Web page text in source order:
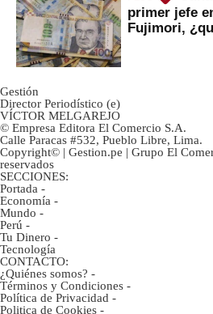
primer jefe
Fujimori,
Gestión
Director Periodístico (e)
VÍCTOR MELGAREJO
© Empresa Editora El Comercio S.A.
Calle Paracas #532, Pueblo Libre, Lima.
Copyright© | Gestion.pe | Grupo El
reservados
SECCIONES:
Portada -
Economía -
Mundo -
Perú -
Tu Dinero -
Tecnología
CONTACTO:
¿Quiénes somos? -
Términos y Condiciones -
Política de Privacidad -
Politica de Cookies -